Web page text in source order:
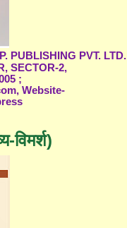
PUBLISHING PVT. LTD.
SECTOR-2,
;
Website-
विमर्श)